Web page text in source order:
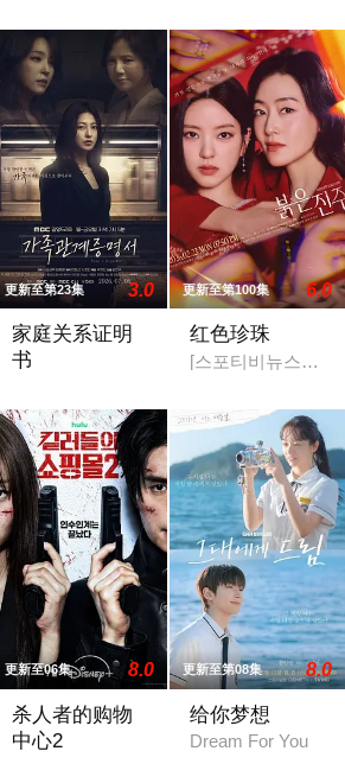
更新至第23集 3.0
家庭关系证明
书
更新至第100集 6.0
红色珍珠
[스포티비뉴스=강
更新至06集 8.0
杀人者的购物
中心2
更新至第08集 8.0
给你梦想
Dream For You